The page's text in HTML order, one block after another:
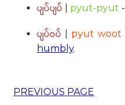
ပျပ်ပျပ် pyut-pyut -
ပျပ်ဝပ် pyut woot
humbly.
PREVIOUS PAGE